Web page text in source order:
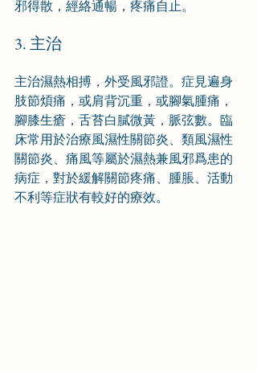
邪得散，經絡通暢，疼痛自止。
3. 主治
主治濕熱相搏，外受風邪證。症見遍身
肢節煩痛，或肩背沉重，或腳氣腫痛，
腳膝生瘡，舌苔白膩微黃，脈弦數。臨
床常用於治療風濕性關節炎、類風濕性
關節炎、痛風等屬於濕熱兼風邪爲患的
病症，對於緩解關節疼痛、腫脹、活動
不利等症狀有較好的療效。